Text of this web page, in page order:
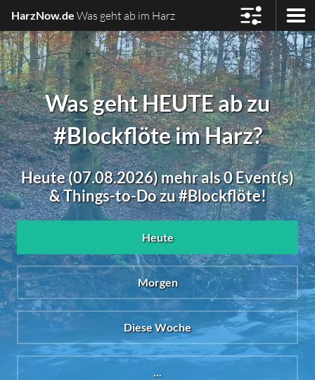
HarzNow.de Was geht ab im Harz
Was geht HEUTE ab zu
#Blockflöte im Harz?
Heute (07.08.2026) mehr als 0 Event(s)
& Things-to-Do zu #Blockflöte!
Heute
Morgen
Diese Woche